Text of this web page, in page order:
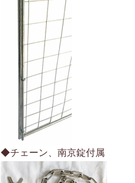
◆チェーン、南京錠付属